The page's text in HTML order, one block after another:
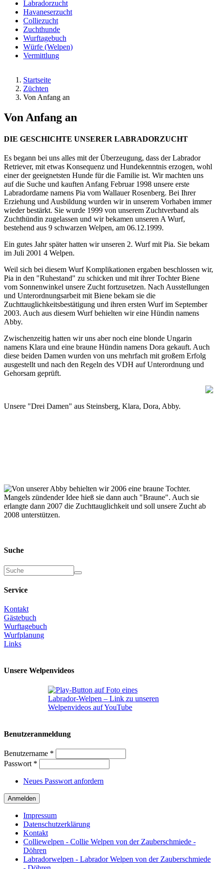
Labradorzucht
Havaneserzucht
Colliezucht
Zuchthunde
Wurftagebuch
Würfe (Welpen)
Vermittlung
Startseite
Züchten
Von Anfang an
Von Anfang an
DIE GESCHICHTE UNSERER LABRADORZUCHT
Es begann bei uns alles mit der Überzeugung, dass der Labrador
Retriever, mit etwas Konsequenz und Hundekenntnis erzogen, wohl
einer der geeignetsten Hunde für die Familie ist. Wir machten uns
auf die Suche und kauften Anfang Februar 1998 unsere erste
Labradordame namens Pia vom Wallauer Rosenberg. Bei Ihrer
Erziehung und Ausbildung wurden wir in unserem Vorhaben immer
wieder bestärkt. Sie wurde 1999 von unserem Zuchtverband als
Zuchthündin zugelassen und wir bekamen unseren A Wurf,
bestehend aus 9 schwarzen Welpen, am 06.12.1999.
Ein gutes Jahr später hatten wir unseren 2. Wurf mit Pia. Sie bekam
im Juli 2001 4 Welpen.
Weil sich bei diesem Wurf Komplikationen ergaben beschlossen wir,
Pia in den "Ruhestand" zu schicken und mit ihrer Tochter Biene
vom Sonnenwinkel unsere Zucht fortzusetzen. Nach Ausstellungen
und Unterordnungsarbeit mit Biene bekam sie die
Zuchttauglichkeitsbestätigung und ihren ersten Wurf im September
2003. Auch aus diesem Wurf behielten wir eine Hündin namens
Abby.
Zwischenzeitig hatten wir uns aber noch eine blonde Ungarin
namens Klara und eine braune Hündin namens Dora gekauft. Auch
diese beiden Damen wurden von uns mehrfach mit großem Erfolg
ausgestellt und nach den Regeln des VDH auf Unterordnung und
Gehorsam geprüft.
Unsere "Drei Damen" aus Steinsberg, Klara, Dora, Abby.
Von unserer Abby behielten wir 2006 eine braune Tochter.
Mangels zündender Idee hieß sie dann auch "Braune". Auch sie
erlangte dann 2007 die Zuchttauglichkeit und soll unsere Zucht ab
2008 unterstützen.
Suche
Service
Kontakt
Gästebuch
Wurftagebuch
Wurfplanung
Links
Unsere Welpenvideos
Benutzeranmeldung
Benutzername *
Passwort *
Neues Passwort anfordern
Anmelden
Impressum
Datenschutzerklärung
Kontakt
Colliewelpen - Collie Welpen von der Zauberschmiede -
Döhren
Labradorwelpen - Labrador Welpen von der Zauberschmiede